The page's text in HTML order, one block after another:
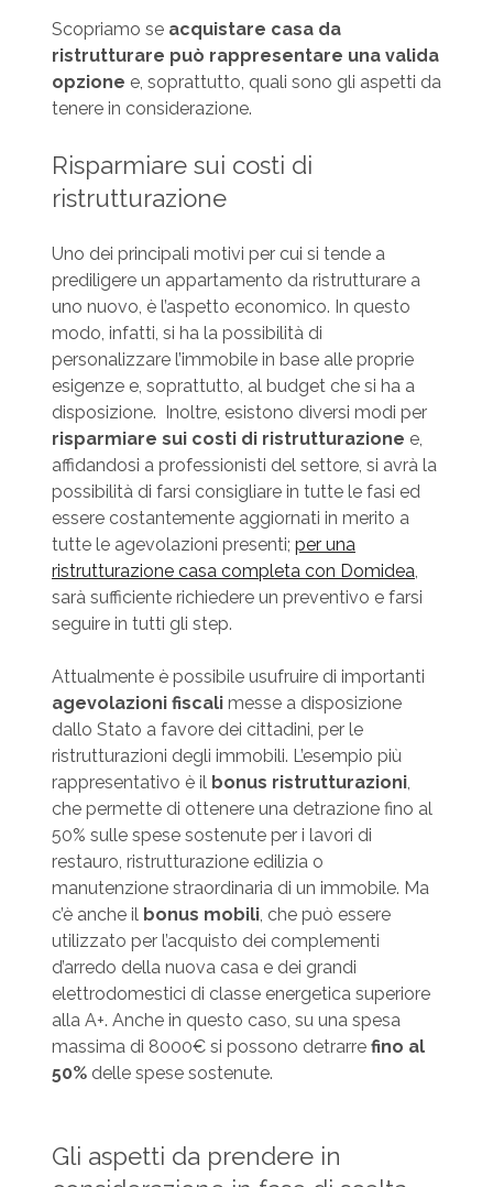
Scopriamo se acquistare casa da
ristrutturare può rappresentare una valida
opzione e, soprattutto, quali sono gli aspetti da
tenere in considerazione.
Risparmiare sui costi di
ristrutturazione
Uno dei principali motivi per cui si tende a
prediligere un appartamento da ristrutturare a
uno nuovo, è l’aspetto economico. In questo
modo, infatti, si ha la possibilità di
personalizzare l’immobile in base alle proprie
esigenze e, soprattutto, al budget che si ha a
disposizione. Inoltre, esistono diversi modi per
risparmiare sui costi di ristrutturazione e,
affidandosi a professionisti del settore, si avrà la
possibilità di farsi consigliare in tutte le fasi ed
essere costantemente aggiornati in merito a
tutte le agevolazioni presenti; per una
ristrutturazione casa completa con Domidea,
sarà sufficiente richiedere un preventivo e farsi
seguire in tutti gli step.
Attualmente è possibile usufruire di importanti
agevolazioni fiscalimesse a disposizione
dallo Stato a favore dei cittadini, per le
ristrutturazioni degli immobili. L’esempio più
rappresentativo è ilbonus ristrutturazioni,
che permette di ottenere una detrazione fino al
50% sulle spese sostenute per i lavori di
restauro, ristrutturazione edilizia o
manutenzione straordinaria di un immobile. Ma
c’è anche il bonus mobili, che può essere
utilizzato per l’acquisto dei complementi
d’arredo della nuova casa e dei grandi
elettrodomestici di classe energetica superiore
alla A+. Anche in questo caso, su una spesa
massima di 8000€ si possono detrarre fino al
50% delle spese sostenute.
Gli aspetti da prendere in